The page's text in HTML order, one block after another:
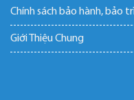
Chính sách bảo hành, bảo
Giới Thiệu Chung